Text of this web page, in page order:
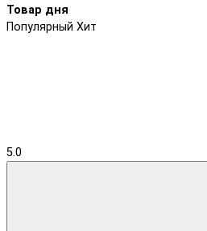
Товар дня
Популярный Хит
5.0